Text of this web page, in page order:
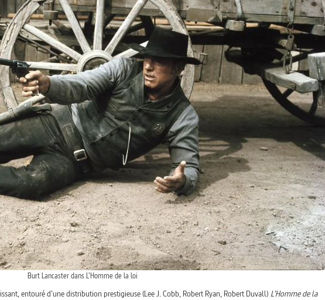
Burt Lancaster dans L’Homme de la loi
entouré d’une distribution prestigieuse (Lee J. Cobb, Robert Ryan, Robert Duvall) L’Homme de la